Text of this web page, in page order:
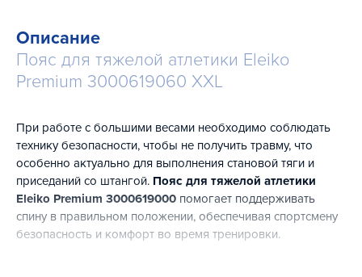
Описание
Пояс для тяжелой атлетики Eleiko
Premium 3000619060 XXL
При работе с большими весами необходимо соблюдать
технику безопасности, чтобы не получить травму, что
особенно актуально для выполнения становой тяги и
приседаний со штангой. Пояс для тяжелой атлетики
Eleiko Premium 3000619000 помогает поддерживать
спину в правильном положении, обеспечивая спортсмену
безопасность и комфорт во время тренировки.